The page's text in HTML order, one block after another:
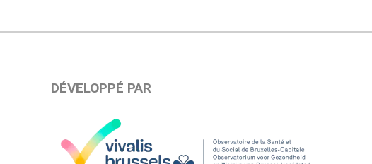
DÉVELOPPÉ PAR